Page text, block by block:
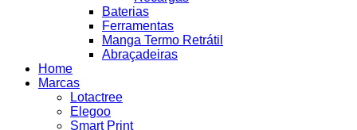
Baterias
Ferramentas
Manga Termo Retrátil
Abraçadeiras
Home
Marcas
Lotactree
Elegoo
Smart Print